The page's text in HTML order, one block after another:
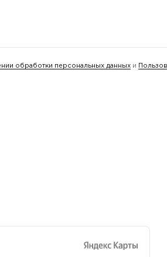
обработки персональных данных и